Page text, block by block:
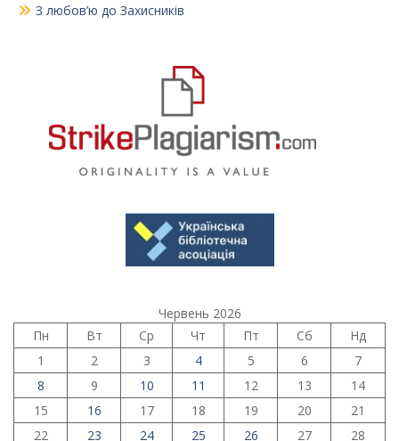
З любов’ю до Захисників
Червень 2026
Пн
Вт Ср Чт Пт Сб
Нд
1
2 3 4 5 6
7
8
9 10 11 12 13
14
15
16 17 18 19 20
21
22
23 24 25 26 27 28